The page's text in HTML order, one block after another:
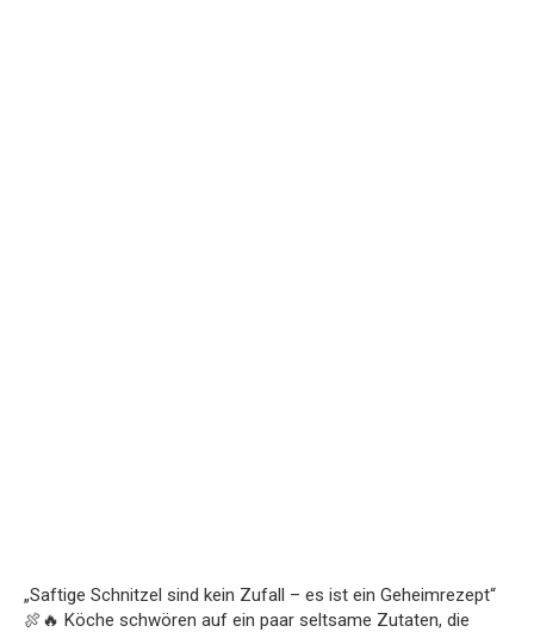
„Saftige Schnitzel sind kein Zufall – es ist ein Geheimrezept“
🍖🔥 Köche schwören auf ein paar seltsame Zutaten, die